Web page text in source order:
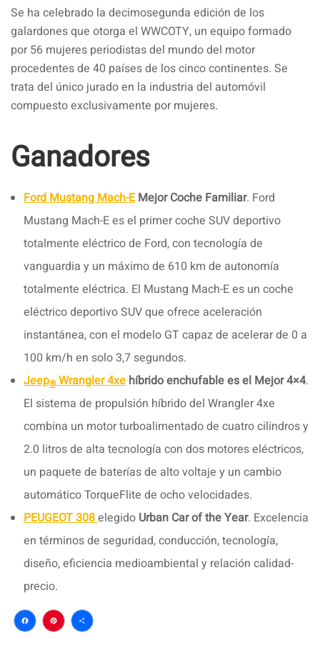
Se ha celebrado la decimosegunda edición de los
galardones que otorga el WWCOTY, un equipo formado
por 56 mujeres periodistas del mundo del motor
procedentes de 40 países de los cinco continentes. Se
trata del único jurado en la industria del automóvil
compuesto exclusivamente por mujeres.
Ganadores
Ford Mustang Mach-EMejor Coche Familiar. Ford
Mustang Mach-E es el primer coche SUV deportivo
totalmente eléctrico de Ford, con tecnología de
vanguardia y un máximo de 610 km de autonomía
totalmente eléctrica. El Mustang Mach-E es un coche
eléctrico deportivo SUV que ofrece aceleración
instantánea, con el modelo GT capaz de acelerar de 0 a
100 km/h en solo 3,7 segundos.
Jeep®Wrangler 4xe híbrido enchufable es el Mejor 4×4.
El sistema de propulsión híbrido del Wrangler 4xe
combina un motor turboalimentado de cuatro cilindros y
2.0 litros de alta tecnología con dos motores eléctricos,
un paquete de baterías de alto voltaje y un cambio
automático TorqueFlite de ocho velocidades.
PEUGEOT 308elegido Urban Car of the Year. Excelencia
en términos de seguridad, conducción, tecnología,
diseño, eficiencia medioambiental y relación calidad-
precio.